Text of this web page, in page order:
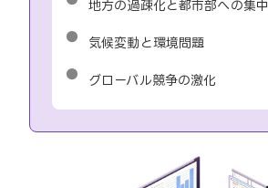
地方の過疎化と都市部への集中
気候変動と環境問題
グローバル競争の激化